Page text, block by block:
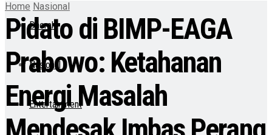
Daerah
Nasional
Entertainment
Home Nasional
Pidato di BIMP-EAGA
Prabowo: Ketahanan
Energi Masalah